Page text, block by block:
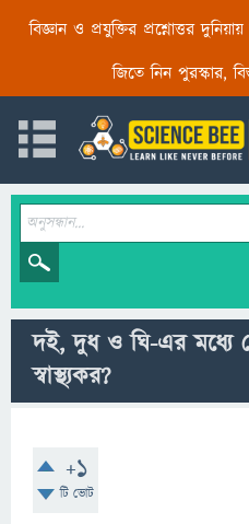
বিজ্ঞান ও প্রযুক্তির প্রশ্নোত্তর
জিতে নিন পুরস্কার,
দই, দুধ ও ঘি-এর মধ্যে
স্বাস্থ্যকর?
+1
টি ভোট